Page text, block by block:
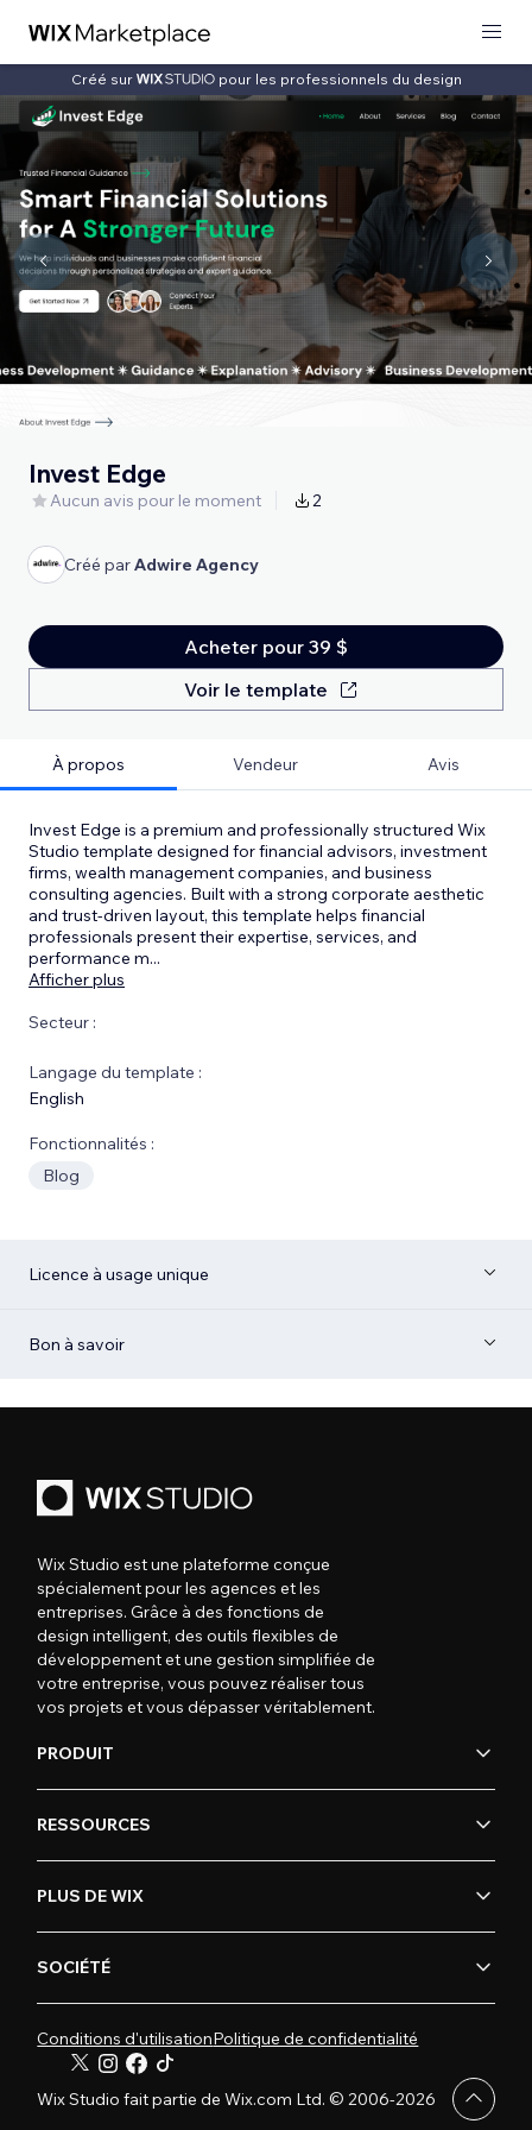
Créé sur pour les professionnels du design
Invest Edge
Aucun avis pour le moment 2
Créé parAdwire Agency
Acheter pour 39 $
Voir le template
À propos Vendeur Avis
Invest Edge is a premium and professionally structured Wix
Studio template designed for financial advisors, investment
firms, wealth management companies, and business
consulting agencies. Built with a strong corporate aesthetic
and trust-driven layout, this template helps financial
professionals present their expertise, services, and
performance m...
Afficher plus
Secteur :
Langage du template :
English
Fonctionnalités :
Blog
Licence à usage unique
Bon à savoir
Wix Studio est une plateforme conçue
spécialement pour les agences et les
entreprises. Grâce à des fonctions de
design intelligent, des outils flexibles de
développement et une gestion simplifiée de
votre entreprise, vous pouvez réaliser tous
vos projets et vous dépasser véritablement.
PRODUIT
RESSOURCES
PLUS DE WIX
SOCIÉTÉ
Conditions d'utilisationPolitique de confidentialité
Wix Studio fait partie de Wix.com Ltd. © 2006-2026